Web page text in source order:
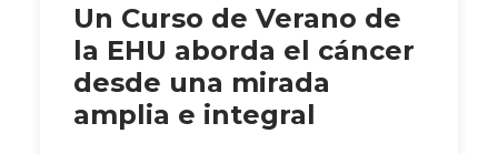
Un Curso de Verano de
la EHU aborda el cáncer
desde una mirada
amplia e integral